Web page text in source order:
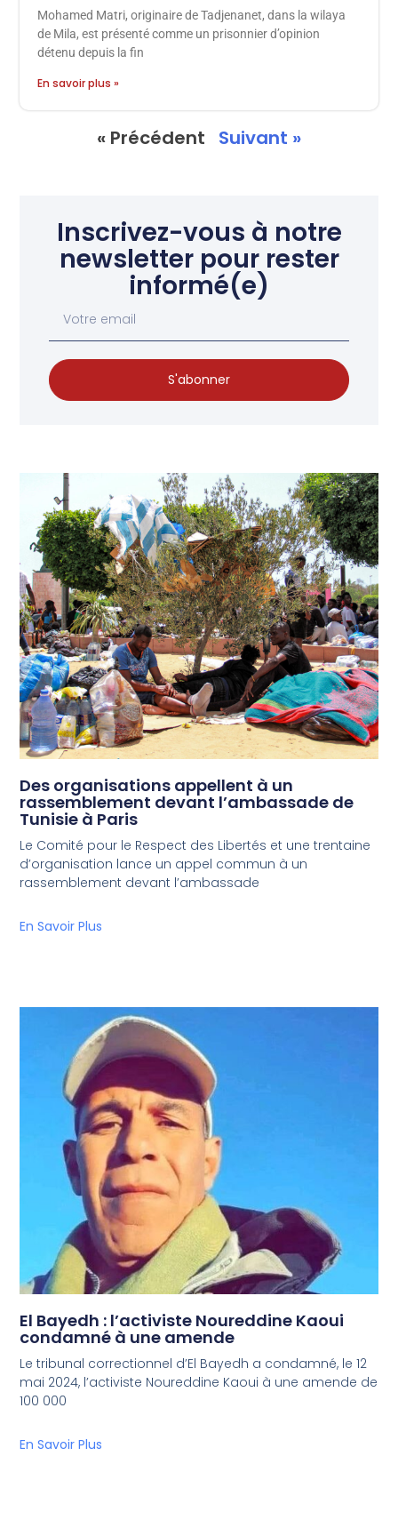
Mohamed Matri, originaire de Tadjenanet, dans la wilaya
de Mila, est présenté comme un prisonnier d’opinion
détenu depuis la fin
En savoir plus »
« Précédent Suivant »
Inscrivez-vous à notre
newsletter pour rester
informé(e)
S'abonner
Des organisations appellent à un
rassemblement devant l’ambassade de
Tunisie à Paris
Le Comité pour le Respect des Libertés et une trentaine
d’organisation lance un appel commun à un
rassemblement devant l’ambassade
En Savoir Plus
El Bayedh : l’activiste Noureddine Kaoui
condamné à une amende
Le tribunal correctionnel d’El Bayedh a condamné, le 12
mai 2024, l’activiste Noureddine Kaoui à une amende de
100 000
En Savoir Plus